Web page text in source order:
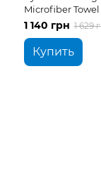
Microfiber Towel
1 140 грн 1 629
Купить